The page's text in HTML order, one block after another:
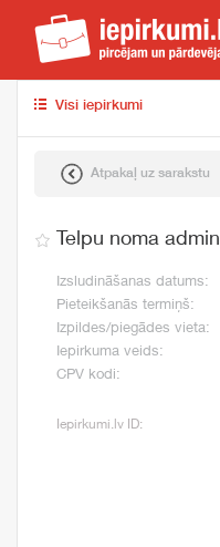
Visi iepirkumi
Atpakaļ uz sarakstu
Telpu noma
Izsludināšanas datums:
Pieteikšanās termiņš:
Izpildes/piegādes vieta:
Iepirkuma veids:
CPV kodi:
Iepirkumi.lv ID: